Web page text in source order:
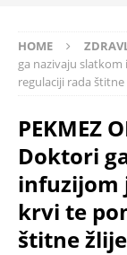
HOME
ga nazivaju
regulaciji rada
PEKMEZ
Doktori
infuzijom
krvi te
štitne